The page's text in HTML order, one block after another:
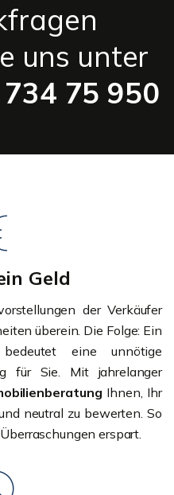
uns unter
75 950
Geld
der Verkäufer
überein. Die Folge: Ein
eine unnötige
für Sie. Mit jahrelanger
Ihnen, Ihr
neutral zu bewerten. So
erspart.